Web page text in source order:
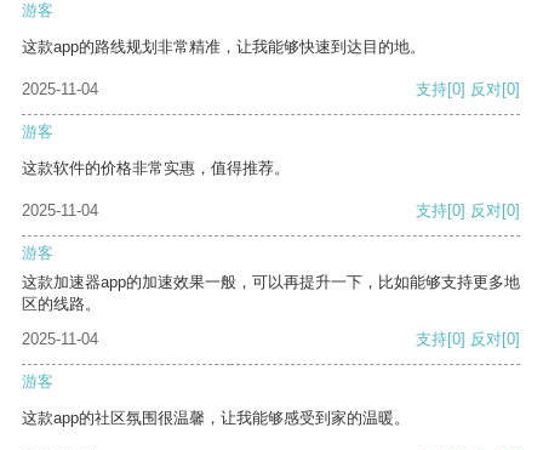
游客
这款app的路线规划非常精准，让我能够快速到达目的地。
2025-11-04 支持[0] 反对[0]
游客
这款软件的价格非常实惠，值得推荐。
2025-11-04 支持[0] 反对[0]
游客
这款加速器app的加速效果一般，可以再提升一下，比如能够支持更多地
区的线路。
2025-11-04
支持[0] 反对[0]
游客
这款app的社区氛围很温馨，让我能够感受到家的温暖。